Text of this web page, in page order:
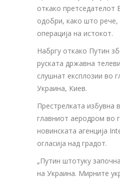
откако претседателот
одобри, како што рече,
операција на истокот.
Набргу откако Путин
руската државна
слушнат експлозии во
Украина, Киев.
Престрелката избувна
главниот аеродром во
новинската агенција
огласија над градот.
„Путин штотуку
на Украина. Мирните